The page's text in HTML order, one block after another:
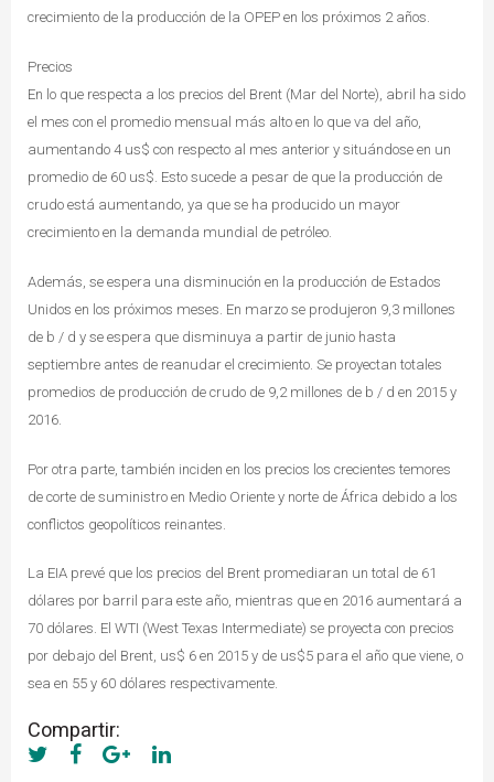
crecimiento de la producción de la OPEP en los próximos 2 años.
Precios
En lo que respecta a los precios del Brent (Mar del Norte), abril ha sido
el mes con el promedio mensual más alto en lo que va del año,
aumentando 4 us$ con respecto al mes anterior y situándose en un
promedio de 60 us$. Esto sucede a pesar de que la producción de
crudo está aumentando, ya que se ha producido un mayor
crecimiento en la demanda mundial de petróleo.
Además, se espera una disminución en la producción de Estados
Unidos en los próximos meses. En marzo se produjeron 9,3 millones
de b / d y se espera que disminuya a partir de junio hasta
septiembre antes de reanudar el crecimiento. Se proyectan totales
promedios de producción de crudo de 9,2 millones de b / d en 2015 y
2016.
Por otra parte, también inciden en los precios los crecientes temores
de corte de suministro en Medio Oriente y norte de África debido a los
conflictos geopolíticos reinantes.
La EIA prevé que los precios del Brent promediaran un total de 61
dólares por barril para este año, mientras que en 2016 aumentará a
70 dólares. El WTI (West Texas Intermediate) se proyecta con precios
por debajo del Brent, us$ 6 en 2015 y de us$5 para el año que viene, o
sea en 55 y 60 dólares respectivamente.
Compartir: